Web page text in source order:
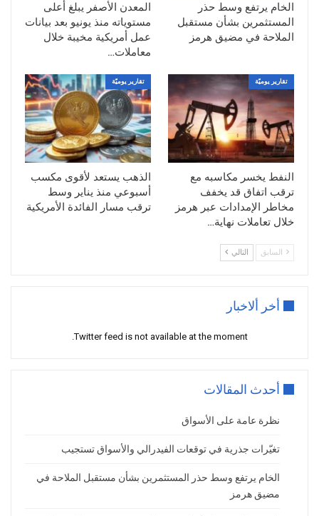
مستوى في قرابة شهرين عند 4,480.43 دولارًا
للأوقية.
ارتفع مؤشر الدولار الأمريكي بأكثر من 0.3%
يوم الثلاثاء، ليستأنف مكاسبه التي توقفت
مؤقتًا بالأمس، مقتربًا من أعلى مستوى في
ستة أسابيع، في ظل صعود العملة الأمريكية
أمام سلة من العملات الرئيسية والثانوية.
وجاء هذا الارتفاع مدعومًا بتزايد الطلب على
الدولار كملاذ آمن، مع استمرار حالة القلق في
الأسواق رغم إعلان الرئيس الأمريكي دونالد
لإفساح المجال أمام جهود الوساطة الخليجية
مستجدات الحرب الإيرانية
موافقته على تأجيل الهجوم المقرر ضد إيران
عقب اتصالات مكثفة مع قادة خليجيين.
الأمريكية بالإبقاء على الجاهزية العسكرية
الكاملة للتحرك حال فشل المفاوضات، مؤكدًا
بشكل كامل من امتلاك سلاح نووي.
الخام يرتفع وسط حذر
المستثمرين بشأن مستقبل
الملاحة في مضيق هرمز
المعدن الأصفر يبلغ أعلى
مستوياته منذ يونيو بعد بيانات
عمل أمريكية مخيبة خلال
معاملات…
تقارير يوميّة
النفط يخسر مكاسبه مع
ترقب اتفاق قد يخفف
مخاطر الإمدادات عبر هرمز
خلال تعاملات نهاية…
تقارير يوميّة
الذهب يستعد لأقوى مكسب
أسبوعي منذ يناير وسط
ترقب مسار الفائدة الأمريكية
السابق التالي
أخر ألاخبار
Twitter feed is not available at the moment.
أحدث المقالات
نظرة عامة على الأسواق
تغيّرات جذرية في توقعات الفيدرالي والأسواق تستجيب
الخام يرتفع وسط حذر المستثمرين بشأن مستقبل الملاحة في
مضيق هرمز